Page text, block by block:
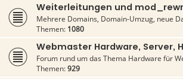
Weiterleitungen und
Mehrere Domains, Domain-Umzug, neue
Themen: 1080
Webmaster Hardware, Server,
Forum rund um das Thema Hardware für
Themen:929